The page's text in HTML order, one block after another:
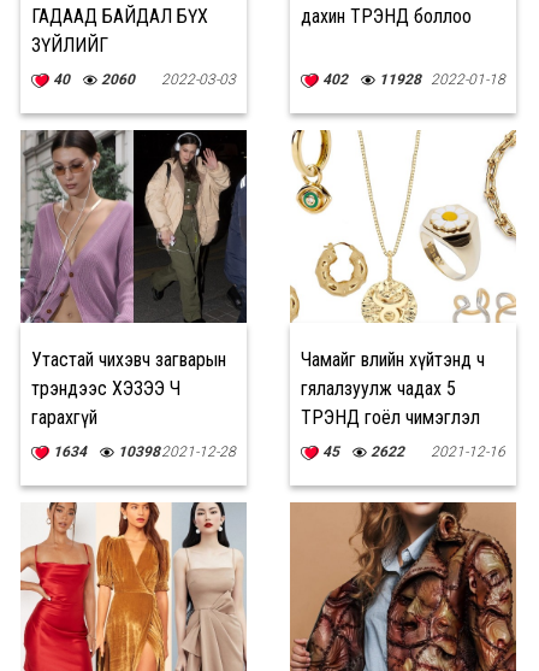
ГАДААД БАЙДАЛ БҮХ
ЗҮЙЛИЙГ
ИЛЭРХИЙЛДЭГГҮЙ.
УЧИР НЬ БИ ЗАГВАР
ӨМСӨГЧ
40 2060 2022-03-03
дахин ТРЭНД боллоо
402 11928 2022-01-18
Утастай чихэвч загварын
трэндээс ХЭЗЭЭ Ч
гарахгүй
1634 103982021-12-28
Чамайг өвлийн хүйтэнд ч
гялалзуулж чадах 5
ТРЭНД гоёл чимэглэл
45 2622 2021-12-16